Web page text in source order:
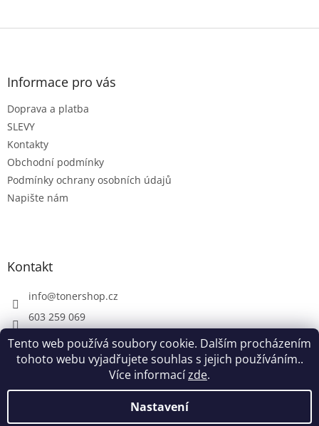
Tento web používá soubory cookie. Dalším procházením
tohoto webu vyjadřujete souhlas s jejich používáním..
Více informacízde.
Nastavení
Z
Informace pro vás
Doprava a platba
SLEVY
Kontakty
Obchodní podmínky
Podmínky ochrany osobních údajů
Napište nám
Kontakt
info@tonershop.cz
603 259 069
Vytvořil Shoptet